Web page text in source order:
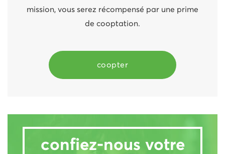
mission, vous serez récompensé par une prime
de cooptation.
coopter
confiez-nous votre